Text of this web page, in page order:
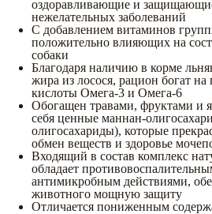
оздоравливающие и
нежелательных заболеваний
С добавлением витаминов
положительно влияющих на
собаки
Благодаря наличию в корме
жира из лосося, рацион богат
кислоты Омега-3 и Омега-6
Обогащен травами, фруктами и
себя ценные маннан-
олигосахариды), которые
обмен веществ и здоровье
Входящий в состав комплекс
обладает
антимикробным действиями,
животного мощную защиту
Отличается пониженным